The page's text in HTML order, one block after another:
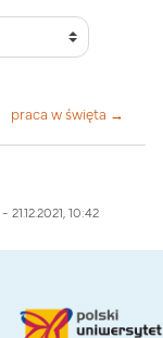
praca w święta →
- 21.12.2021, 10:42